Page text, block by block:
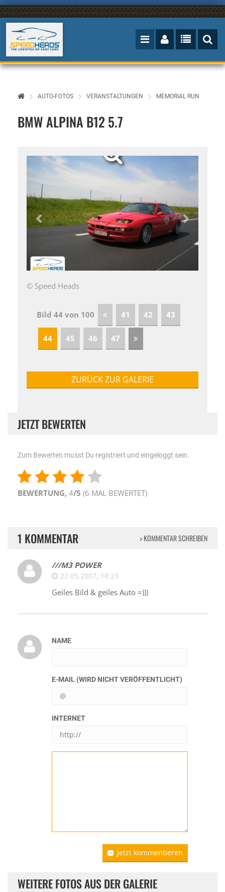
AUTO-FOTOS VERANSTALTUNGEN MEMORIAL RUN
BMW ALPINA B12 5.7
© Speed Heads
Bild 44 von 100 41 42 43
44 45 46 47
ZURÜCK ZUR GALERIE
JETZT BEWERTEN
Zum Bewerten musst Du registriert und eingeloggt sein.
BEWERTUNG, 4/5 (6 MAL BEWERTET)
1 KOMMENTAR > KOMMENTAR SCHREIBEN
///M3 POWER
22.05.2007, 18:23
Geiles Bild & geiles Auto =)))
NAME
E-MAIL (WIRD NICHT VERÖFFENTLICHT)
INTERNET
Jetzt kommentieren
WEITERE FOTOS AUS DER GALERIE